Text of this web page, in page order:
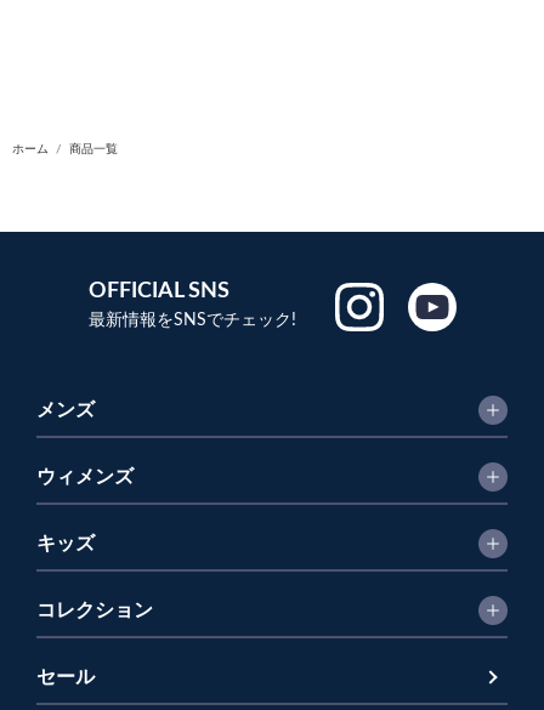
ホーム 商品一覧
OFFICIAL SNS
最新情報をSNSでチェック!
メンズ
ウィメンズ
キッズ
コレクション
セール